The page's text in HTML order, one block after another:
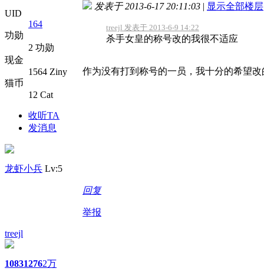
UID
164
功勋
2 功勋
现金
1564 Ziny
猫币
12 Cat
收听TA
发消息
龙虾小兵 Lv:5
发表于 2013-6-17 20:11:03 | 显示全部楼层
treejl 发表于 2013-6-9 14:22
杀手女皇的称号改的我很不适应
作为没有打到称号的一员，我十分的希望
回复
举报
treejl
108312762万